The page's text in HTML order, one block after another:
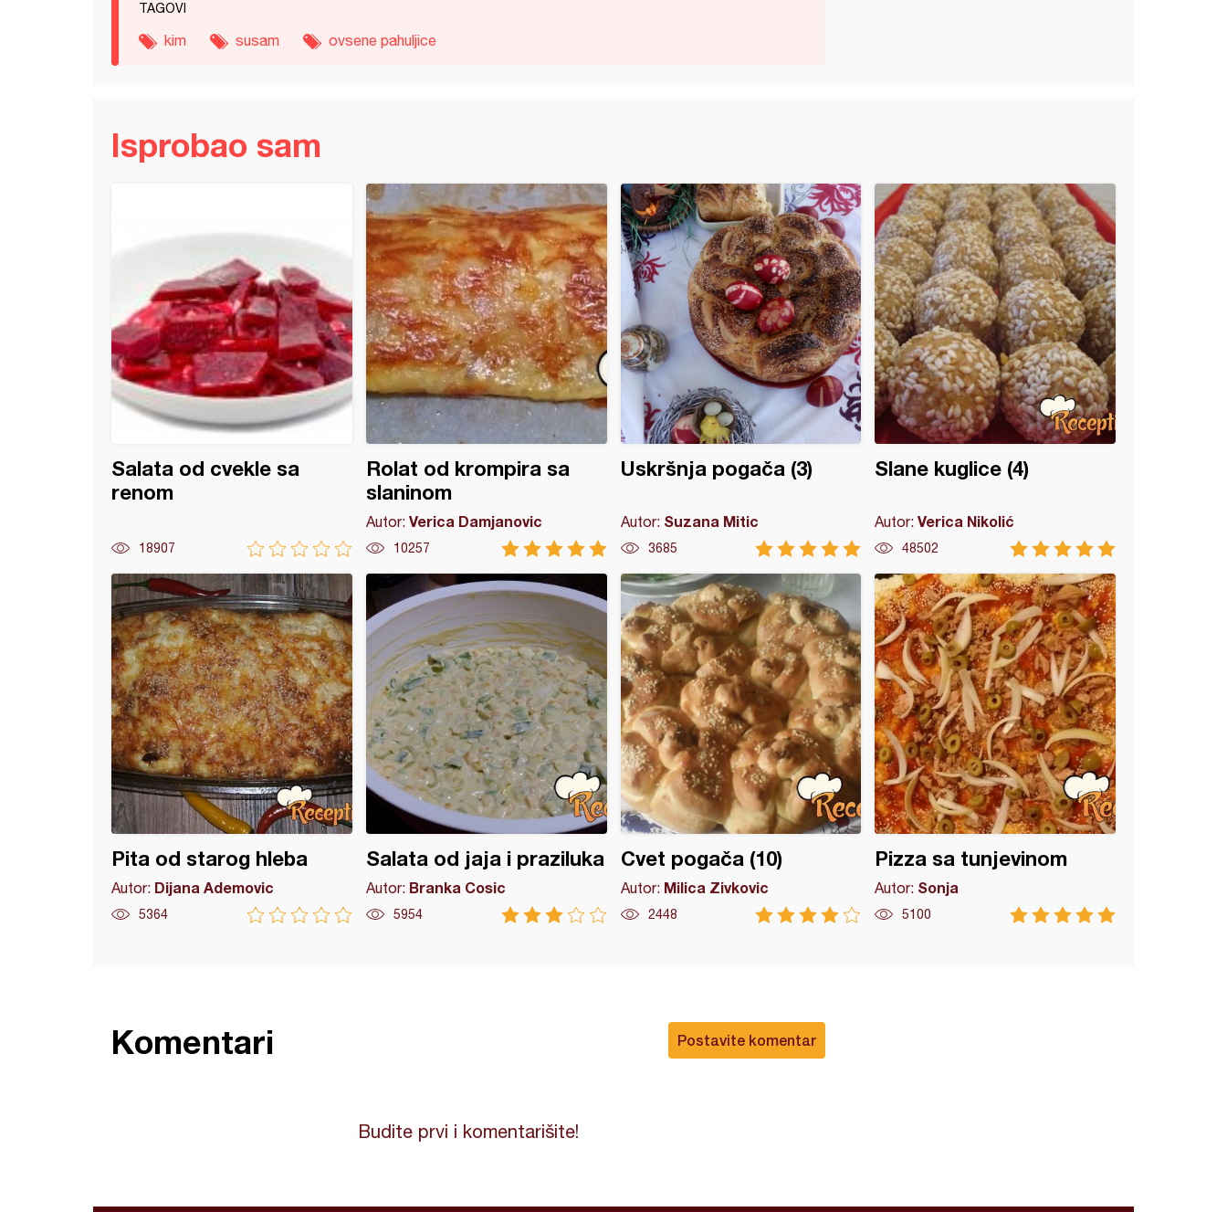
TAGOVI
kim susam ovsene pahuljice
Isprobao sam
Salata od cvekle sa
renom
18907
Rolat od krompira sa
slaninom
Autor: Verica Damjanovic
10257
Uskršnja pogača (3)
Autor: Suzana Mitic
3685
Slane kuglice (4)
Autor:Verica Nikolić
48502
Pita od starog hleba
Autor: Dijana Ademovic
5364
Salata od jaja i praziluka
Autor: Branka Cosic
5954
Cvet pogača (10)
Autor: Milica Zivkovic
2448
Pizza sa tunjevinom
Autor: Sonja
5100
Postavite komentar
Komentari
Budite prvi i komentarišite!